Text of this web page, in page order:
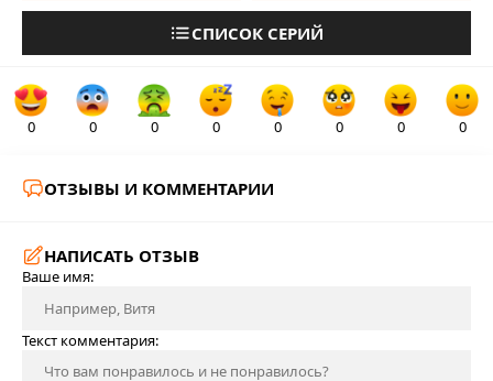
СПИСОК СЕРИЙ
0 0 0 0 0 0 0 0
ОТЗЫВЫ И КОММЕНТАРИИ
НАПИСАТЬ ОТЗЫВ
Ваше имя:
Текст комментария: